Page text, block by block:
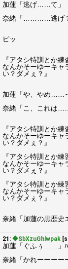
加蓮「逃げ……て」
奈緒「…………逃げ？
ピッ
『アタシ特訓とか
なんかそーゆーキャ
い？ダメぇ？』
加蓮「や、やめ……
奈緒「こ、これは
『アタシ特訓とか
なんかそーゆーキャ
い？ダメぇ？』
『アタシ特訓とか
なんかそーゆーキャ
い？ダメぇ？』
『アタシ特訓とか
なんかそーゆーキャ
い？ダメぇ？』
奈緒「加蓮の黒歴
21: ◆SbXzuGhlwpak
加蓮「ぐふぅ……」ﾊ
奈緒「かれーーーー